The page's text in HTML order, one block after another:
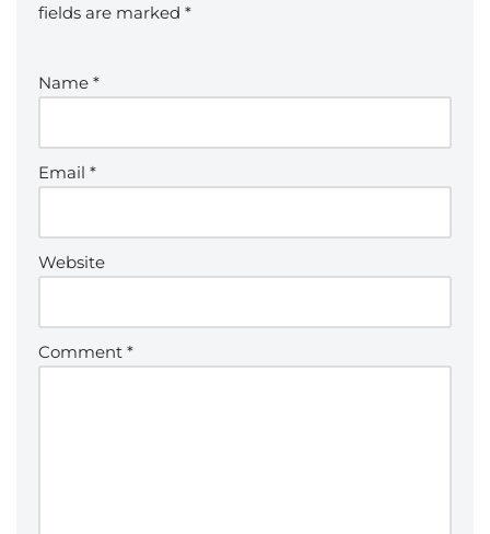
fields are marked *
Name *
Email *
Website
Comment *